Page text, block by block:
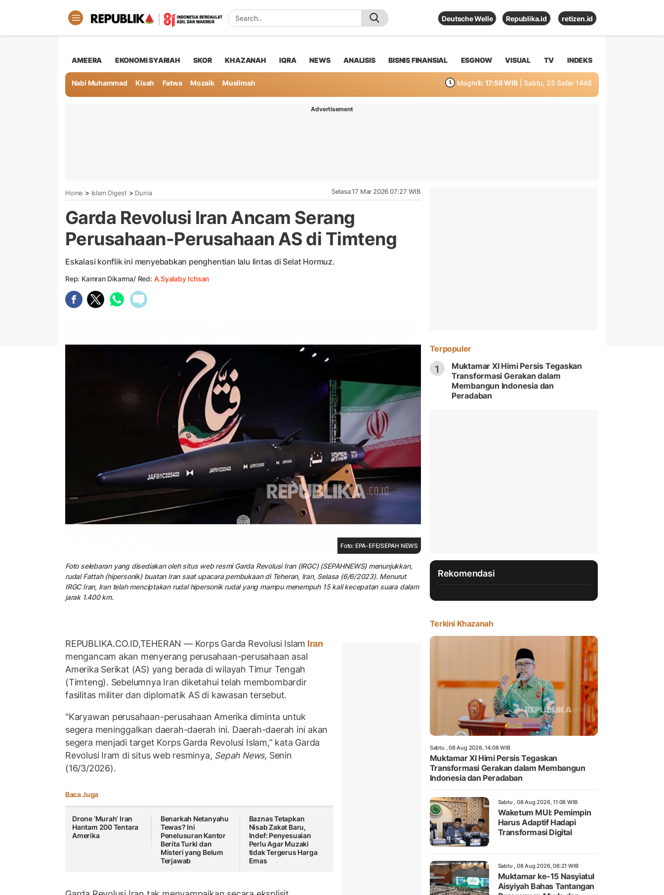
Deutsche Welle Republika.id retizen.id
AMEERA EKONOMI SYARIAH SKOR KHAZANAH IQRA NEWS ANALISIS BISNIS FINANSIAL ESGNOW VISUAL TV INDEKS
Nabi Muhammad Kisah Fatwa Mozaik Muslimah Maghrib 17:58 WIB | Sabtu, 25 Safar 1448
Advertisement
Home > Islam Digest > Dunia Selasa 17 Mar 2026 07:27 WIB
Garda Revolusi Iran Ancam Serang
Perusahaan-Perusahaan AS di Timteng
Eskalasi konflik ini menyebabkan penghentian lalu lintas di Selat Hormuz.
Rep: Kamran Dikarma/ Red: A.Syalaby Ichsan
Foto: EPA-EFE/SEPAH NEWS
Foto selebaran yang disediakan oleh situs web resmi Garda Revolusi Iran (IRGC) (SEPAHNEWS) menunjukkan,
rudal Fattah (hipersonik) buatan Iran saat upacara pembukaan di Teheran, Iran, Selasa (6/6/2023). Menurut
IRGC Iran, Iran telah menciptakan rudal hipersonik rudal yang mampu menempuh 15 kali kecepatan suara dalam
jarak 1.400 km.
REPUBLIKA.CO.ID,TEHERAN — Korps Garda Revolusi Islam Iran
mengancam akan menyerang perusahaan-perusahaan asal
Amerika Serikat (AS) yang berada di wilayah Timur Tengah
(Timteng). Sebelumnya Iran diketahui telah membombardir
fasilitas militer dan diplomatik AS di kawasan tersebut.
"Karyawan perusahaan-perusahaan Amerika diminta untuk
segera meninggalkan daerah-daerah ini. Daerah-daerah ini akan
segera menjadi target Korps Garda Revolusi Islam,” kata Garda
Revolusi Iram di situs web resminya, Sepah News, Senin
(16/3/2026).
Baca Juga
Drone ‘Murah’ Iran
Hantam 200 Tentara
Amerika
Benarkah Netanyahu
Tewas? Ini
Penelusuran Kantor
Berita Turki dan
Misteri yang Belum
Terjawab
Baznas Tetapkan
Nisab Zakat Baru,
Indef: Penyesuaian
Perlu Agar Muzaki
tidak Tergerus Harga
Emas
Terpopuler
1
Muktamar XI Himi Persis Tegaskan
Transformasi Gerakan dalam
Membangun Indonesia dan
Peradaban
Rekomendasi
Terkini Khazanah
Sabtu , 08 Aug 2026, 14:08 WIB
Muktamar XI Himi Persis Tegaskan
Transformasi Gerakan dalam Membangun
Indonesia dan Peradaban
Sabtu , 08 Aug 2026, 11:08 WIB
Waketum MUI: Pemimpin
Harus Adaptif Hadapi
Transformasi Digital
Sabtu , 08 Aug 2026, 08:21 WIB
Muktamar ke-15 Nasyiatul
Aisyiyah Bahas Tantangan